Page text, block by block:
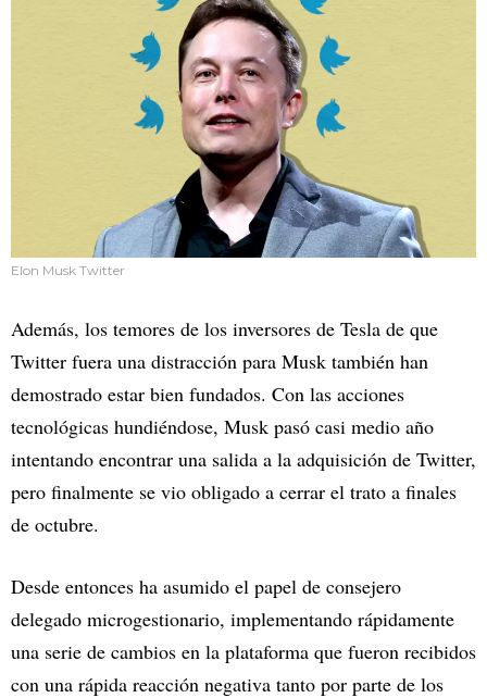
Elon Musk Twitter
Además, los temores de los inversores de Tesla de que
Twitter fuera una distracción para Musk también han
demostrado estar bien fundados. Con las acciones
tecnológicas hundiéndose, Musk pasó casi medio año
intentando encontrar una salida a la adquisición de Twitter,
pero finalmente se vio obligado a cerrar el trato a finales
de octubre.
Desde entonces ha asumido el papel de consejero
delegado microgestionario, implementando rápidamente
una serie de cambios en la plataforma que fueron recibidos
con una rápida reacción negativa tanto por parte de los